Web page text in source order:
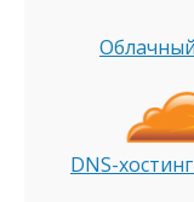
Облачный
DNS-